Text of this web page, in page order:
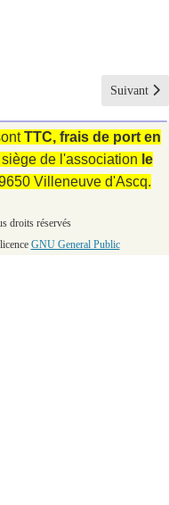
Article
Suivant
TTC, frais de port en
de l'association le
Villeneuve d'Ascq.
droits réservés
GNU General Public